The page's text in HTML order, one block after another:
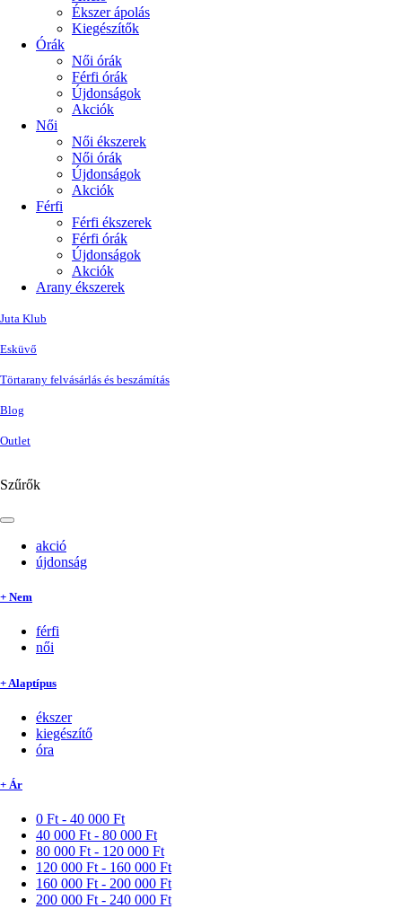
Ékszer ápolás
Kiegészítők
Órák
Női órák
Férfi órák
Újdonságok
Akciók
Női
Női ékszerek
Női órák
Újdonságok
Akciók
Férfi
Férfi ékszerek
Férfi órák
Újdonságok
Akciók
Arany ékszerek
Juta Klub
Esküvő
Törtarany felvásárlás és beszámítás
Blog
Outlet
Szűrők
akció
újdonság
+ Nem
férfi
női
+ Alaptípus
ékszer
kiegészítő
óra
+ Ár
0 Ft - 40 000 Ft
40 000 Ft - 80 000 Ft
80 000 Ft - 120 000 Ft
120 000 Ft - 160 000 Ft
160 000 Ft - 200 000 Ft
200 000 Ft - 240 000 Ft